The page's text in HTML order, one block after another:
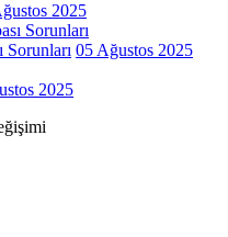
2025
Sorunları 05 Ağustos 2025
2025